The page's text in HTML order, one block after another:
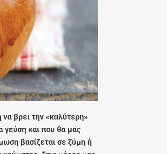
βρει την «καλύτερη»
γεύση και που θα μας
βασίζεται σε ζύμη ή